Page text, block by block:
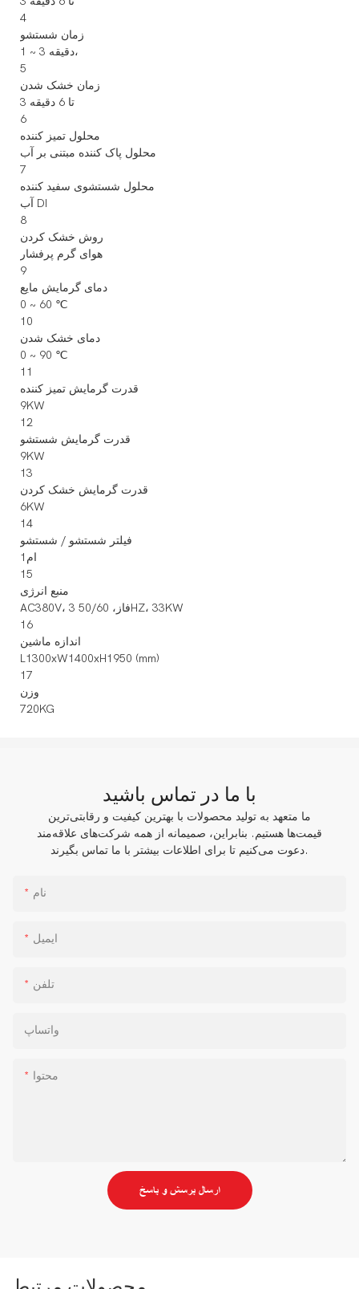
4
زمان شستشو
1 ~ 3 دقیقه،
5
زمان خشک شدن
3 تا 6 دقیقه
6
محلول تمیز کننده
محلول پاک کننده مبتنی بر آب
7
محلول شستشوی سفید کننده
آب DI
8
روش خشک کردن
هوای گرم پرفشار
9
دمای گرمایش مایع
0 ~ 60 ℃
10
دمای خشک شدن
0 ~ 90 ℃
11
قدرت گرمایش تمیز کننده
9KW
12
قدرت گرمایش شستشو
9KW
13
قدرت گرمایش خشک کردن
6KW
14
فیلتر شستشو / شستشو
ام1
15
منبع انرژی
AC380V، 3 فاز، 50/60HZ، 33KW
16
اندازه ماشین
L1300xW1400xH1950 (mm)
17
وزن
720KG
با ما در تماس باشید
ما متعهد به تولید محصولات با بهترین کیفیت و رقابتی‌ترین
قیمت‌ها هستیم. بنابراین، صمیمانه از همه شرکت‌های علاقه‌مند
دعوت می‌کنیم تا برای اطلاعات بیشتر با ما تماس بگیرند.
نام
ایمیل
تلفن
واتساپ
محتوا
ارسال پرسش و پاسخ